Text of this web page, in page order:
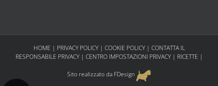
HOME | PRIVACY POLICY| COOKIE POLICY| CONTATTA IL
RESPONSABILE PRIVACY| CENTRO IMPOSTAZIONI PRIVACY| RICETTE |
Sito realizzato da FDesign